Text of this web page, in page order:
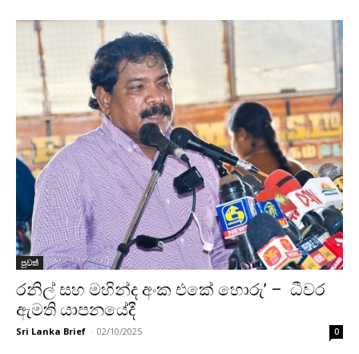
පුවත්
රනිල් සහ මහින්ද අංක එකේ හොරු’ – ධීවර
ඇමති යාපනයේදී
Sri Lanka Brief - 02/10/2025 0